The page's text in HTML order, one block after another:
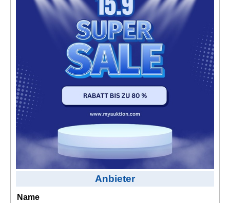
Kontakt
AGB, Nutzungsbedingungen
Anbieter
Name